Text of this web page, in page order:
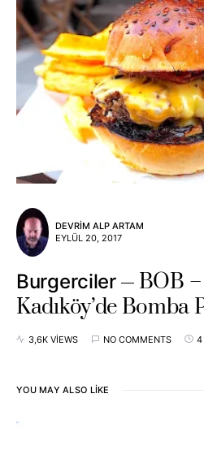
DEVRIM ALP ARTAM
EYLÜL 20, 2017
Burgerciler
BOB
Kadıköy’de Bomba
3,6K VIEWS NO COMMENTS 4
YOU MAY ALSO LIKE